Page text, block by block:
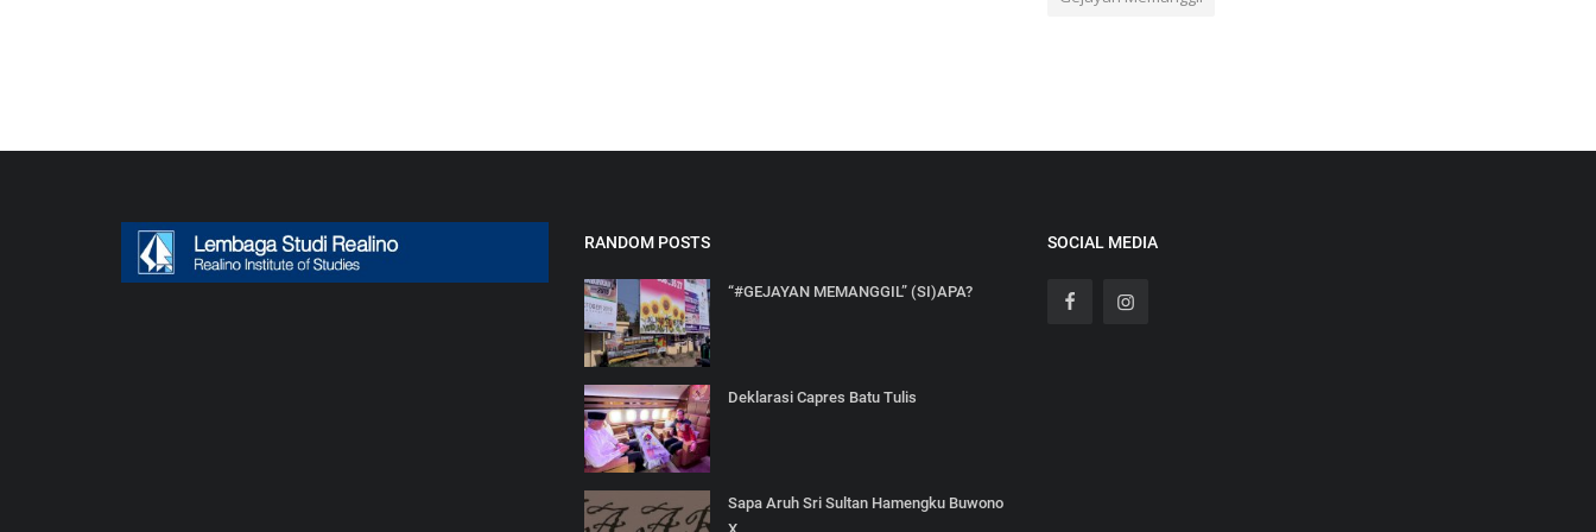
RANDOM POSTS
“#GEJAYAN MEMANGGIL” (SI)APA?
Deklarasi Capres Batu Tulis
Sapa Aruh Sri Sultan Hamengku Buwono
SOCIAL MEDIA